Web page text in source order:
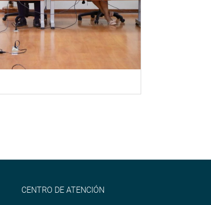
CENTRO DE ATENCIÓN